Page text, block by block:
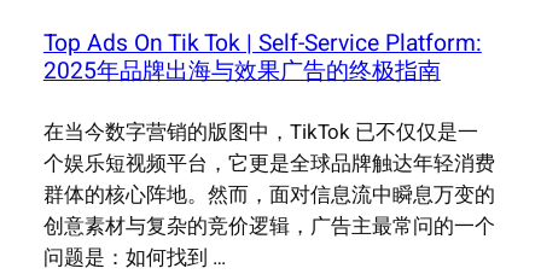
Top Ads On Tik Tok | Self-Service Platform:
2025年品牌出海与效果广告的终极指南
在当今数字营销的版图中，TikTok 已不仅仅是一
个娱乐短视频平台，它更是全球品牌触达年轻消费
群体的核心阵地。然而，面对信息流中瞬息万变的
创意素材与复杂的竞价逻辑，广告主最常问的一个
问题是：如何找到 …